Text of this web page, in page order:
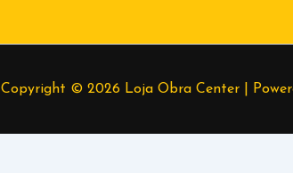
Copyright © 2026 Loja Obra Center |